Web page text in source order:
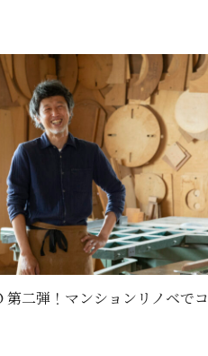
二弾！マンションリノベでコ